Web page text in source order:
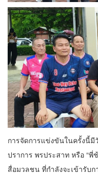
การจัดการแข่งขันในครั้งนี้
ปราการ พรประสาท หรือ “
สื่อมวลชน ที่กำลังจะเข้ารับ